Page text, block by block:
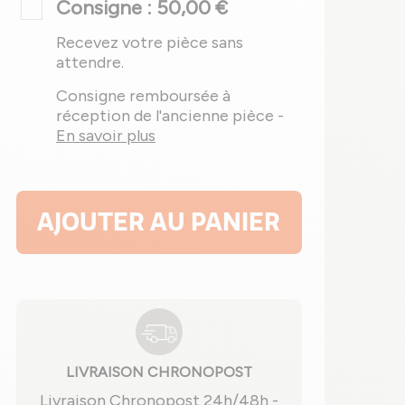
Consigne : 50,00 €
Recevez votre pièce sans
attendre.
Consigne remboursée à
réception de l'ancienne pièce -
En savoir plus
AJOUTER AU PANIER
LIVRAISON CHRONOPOST
Livraison Chronopost 24h/48h -